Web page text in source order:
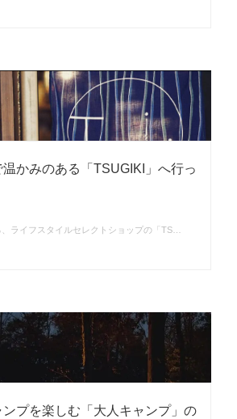
かみのある「TSUGIKI」へ行っ
ライフスタイルセレクトショップの「TS…
ンプを楽しむ「大人キャンプ」の